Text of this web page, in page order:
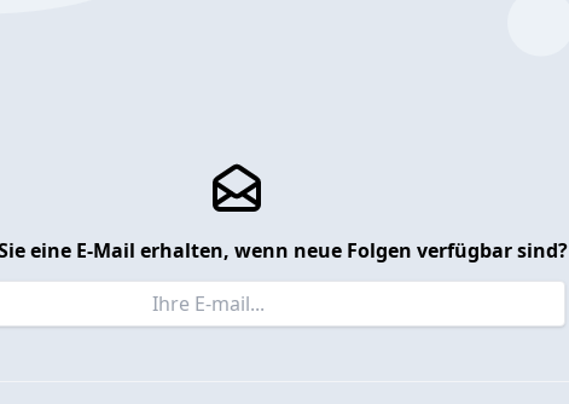
eine E-Mail erhalten, wenn neue Folgen verfügbar sind?